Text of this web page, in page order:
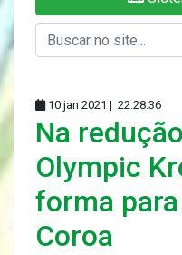
10 jan 2021 | 22:28:36
Na
Olympic
forma
Coroa